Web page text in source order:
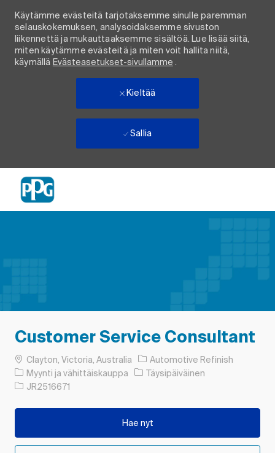
Käytämme evästeitä tarjotaksemme sinulle paremman
selauskokemuksen, analysoidaksemme sivuston
liikennettä ja mukauttaaksemme sisältöä. Lue lisää siitä,
miten käytämme evästeitä ja miten voit hallita niitä,
käymällä Evästeasetukset-sivullamme .
Kieltää
Sallia
Customer Service Consultant
PaikkaClayton, Victoria, Australia
Automotive Refinish
Luokka
Myynti ja vähittäiskauppa Työn tyyppi
Täysipäiväinen
Työn tunnus
JR2516671
Hae nyt